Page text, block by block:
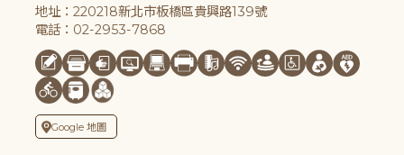
地址：220218新北市板橋區貴興路139號
電話：02-2953-7868
Google 地圖